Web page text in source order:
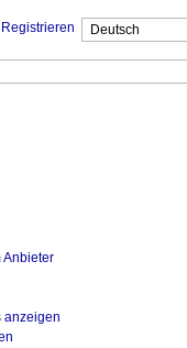
Registrieren
Anbieter
anzeigen